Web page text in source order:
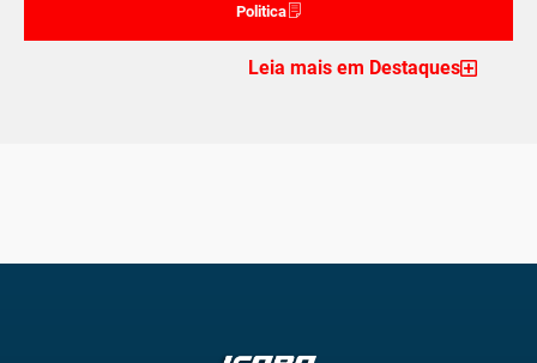
Politica
Leia mais em Destaques